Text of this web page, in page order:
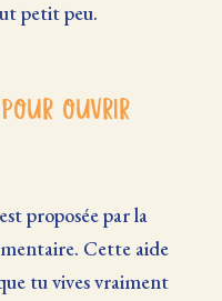
petit peu.
pour ouvrir
proposée par la
Cette aide
tu vives vraiment